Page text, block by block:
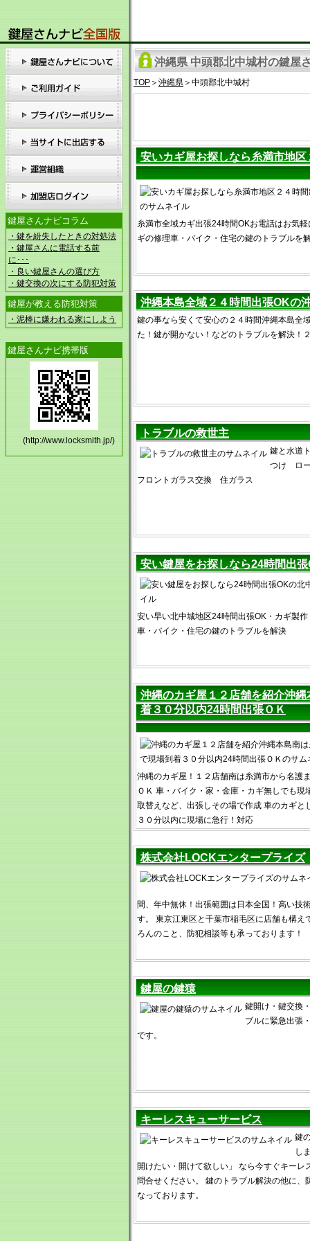
鍵屋さんナビコラム
・鍵を紛失したときの対処法
・鍵屋さんに電話する前
に･･･
・良い鍵屋さんの選び方
・鍵交換の次にする防犯対策
鍵屋が教える防犯対策
・泥棒に嫌われる家にしよう
鍵屋さんナビ携帯版
(http://www.locksmith.jp/)
沖縄県 中頭郡北中城村の鍵屋
TOP ＞ 沖縄県 ＞中頭郡北中城村
安いカギ屋お探しなら糸満市地
糸満市全域カギ出張24時間OKお電話はお気
ギの修理車・バイク・住宅の鍵のトラブルを
沖縄本島全域２４時間出張OKの
鍵の事なら安くて安心の２４時間沖縄本島全
た！鍵が開かない！などのトラブルを解決！
トラブルの救世主
鍵と水道
つけ ロ
フロントガラス交換 住ガラス
安い鍵屋をお探しなら24時間出
安い早い北中城地区24時間出張OK・カギ製
車・バイク・住宅の鍵のトラブルを解決
沖縄のカギ屋１２店舗を紹介沖
着３０分以内24時間出張ＯＫ
沖縄のカギ屋！１２店舗南は糸満市から名護
ＯＫ 車・バイク・家・金庫・カギ無しでも現
取替えなど、出張しその場で作成 車のカギと
３０分以内に現場に急行！対応
株式会社LOCKエンタープライズ
間、年中無休！出張範囲は日本全国！高い技
す。 東京江東区と千葉市稲毛区に店舗も構え
ろんのこと、防犯相談等も承っております！
鍵屋の鍵猿
鍵開け・鍵交換
ブルに緊急出張
です。
キーレスキューサービス
鍵
し
開けたい・開けて欲しい」 なら今すぐキーレ
問合せください。 鍵のトラブル解決の他に、
なっております。